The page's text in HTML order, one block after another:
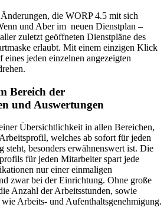
die WORP 4.5 mit sich
und Aber im neuen Dienstplan –
zuletzt geöffneten Dienstpläne des
erlaubt. Mit einem einzigen Klick
jeden einzelnen angezeigten
Bereich der
und Auswertungen
Übersichtlichkeit in allen Bereichen,
welches ab sofort für jeden
steht, besonders erwähnenswert ist. Die
für jeden Mitarbeiter spart jede
nur einer einmaligen
zwar bei der Einrichtung. Ohne große
Anzahl der Arbeitsstunden, sowie
Arbeits- und Aufenthaltsgenehmigung.